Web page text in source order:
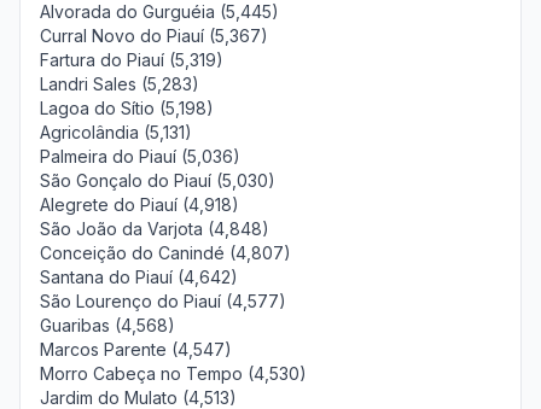
Alvorada do Gurguéia (5,445)
Curral Novo do Piauí (5,367)
Fartura do Piauí (5,319)
Landri Sales (5,283)
Lagoa do Sítio (5,198)
Agricolândia (5,131)
Palmeira do Piauí (5,036)
São Gonçalo do Piauí (5,030)
Alegrete do Piauí (4,918)
São João da Varjota (4,848)
Conceição do Canindé (4,807)
Santana do Piauí (4,642)
São Lourenço do Piauí (4,577)
Guaribas (4,568)
Marcos Parente (4,547)
Morro Cabeça no Tempo (4,530)
Jardim do Mulato (4,513)